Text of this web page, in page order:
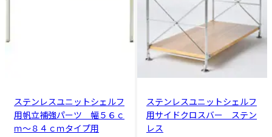
ステンレスユニットシェルフ
用帆立補強パーツ 幅５６ｃ
ｍ～８４ｃｍタイプ用
ステンレスユニットシェルフ
用サイドクロスバー ステン
レス